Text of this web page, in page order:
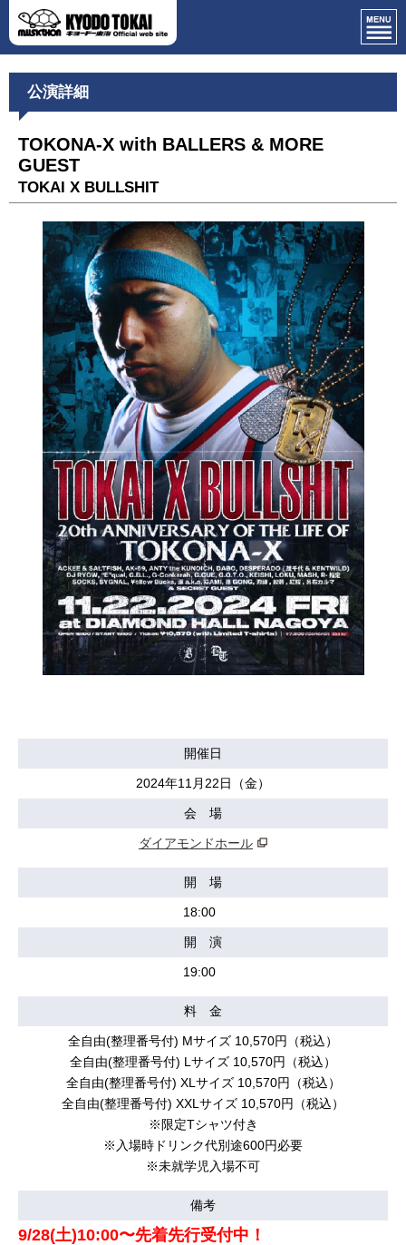
公演詳細
TOKONA-X with BALLERS & MORE
GUEST
TOKAI X BULLSHIT
開催日
2024年11月22日（金）
会 場
ダイアモンドホール
開 場
18:00
開 演
19:00
料 金
全自由(整理番号付) Mサイズ 10,570円（税込）
全自由(整理番号付) Lサイズ 10,570円（税込）
全自由(整理番号付) XLサイズ 10,570円（税込）
全自由(整理番号付) XXLサイズ 10,570円（税込）
※限定Tシャツ付き
※入場時ドリンク代別途600円必要
※未就学児入場不可
備考
9/28(土)10:00〜先着先行受付中！